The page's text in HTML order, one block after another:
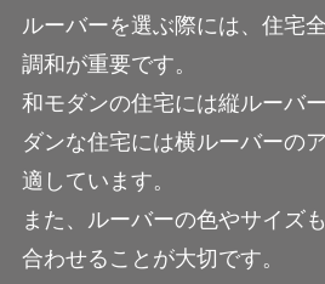
ルーバーを選ぶ際には、住宅
調和が重要です。
和モダンの住宅には縦ルーバ
ダンな住宅には横ルーバーの
適しています。
また、ルーバーの色やサイズ
合わせることが大切です。